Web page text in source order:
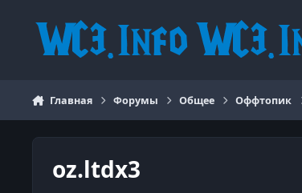
Главная Форумы Общее Оффтопик
oz.ltdx3